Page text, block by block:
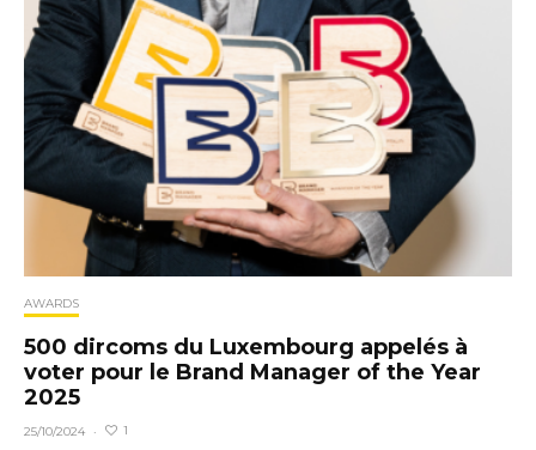
AWARDS
500 dircoms du Luxembourg appelés à
voter pour le Brand Manager of the Year
2025
25/10/2024 · 1